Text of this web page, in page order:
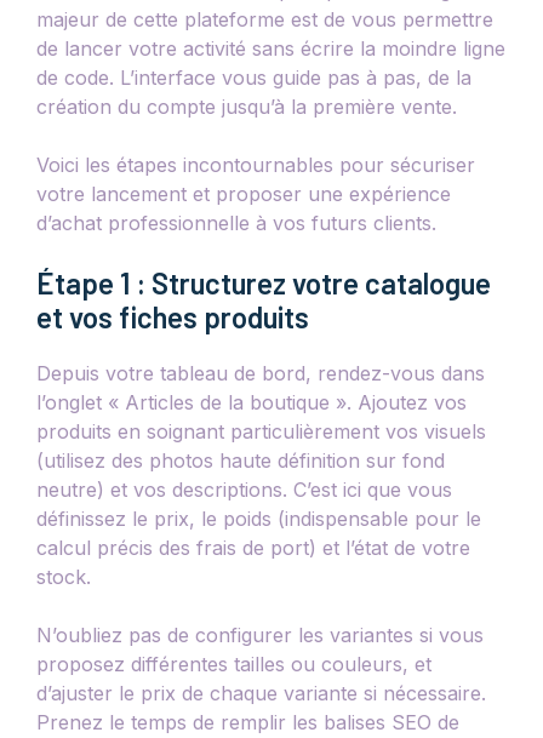
majeur de cette plateforme est de vous permettre
de lancer votre activité sans écrire la moindre ligne
de code. L’interface vous guide pas à pas, de la
création du compte jusqu’à la première vente.
Voici les étapes incontournables pour sécuriser
votre lancement et proposer une expérience
d’achat professionnelle à vos futurs clients.
Étape 1 : Structurez votre catalogue
et vos fiches produits
Depuis votre tableau de bord, rendez-vous dans
l’onglet « Articles de la boutique ». Ajoutez vos
produits en soignant particulièrement vos visuels
(utilisez des photos haute définition sur fond
neutre) et vos descriptions. C’est ici que vous
définissez le prix, le poids (indispensable pour le
calcul précis des frais de port) et l’état de votre
stock.
N’oubliez pas de configurer les variantes si vous
proposez différentes tailles ou couleurs, et
d’ajuster le prix de chaque variante si nécessaire.
Prenez le temps de remplir les balises SEO de